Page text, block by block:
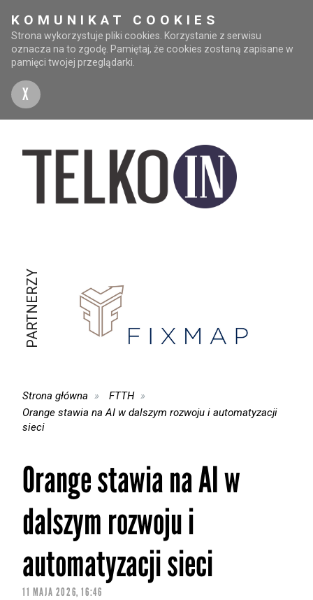
KOMUNIKAT COOKIES
Strona wykorzystuje pliki cookies. Korzystanie z serwisu
oznacza na to zgodę. Pamiętaj, że cookies zostaną zapisane w
pamięci twojej przeglądarki.
X
PARTNERZY
Strona główna
FTTH
Orange stawia na AI w dalszym rozwoju i automatyzacji
sieci
Orange stawia na AI w
dalszym rozwoju i
automatyzacji sieci
11 MAJA 2026, 16:46